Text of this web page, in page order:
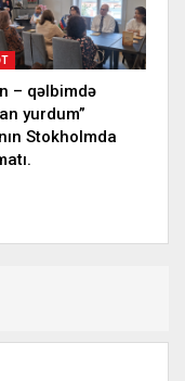
– qəlbimdə
yurdum”
Stokholmda